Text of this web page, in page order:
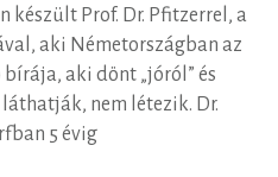
Prof. Dr. Pfitzerrel, a
aki Németországban az
aki dönt „jóról” és
nem létezik. Dr.
5 évig